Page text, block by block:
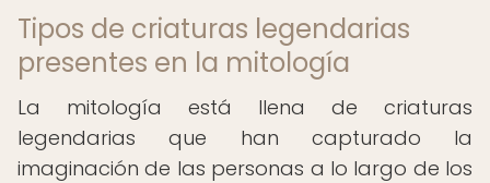
Tipos de criaturas legendarias
presentes en la mitología
La mitología está llena de criaturas
legendarias que han capturado la
imaginación de las personas a lo largo de los